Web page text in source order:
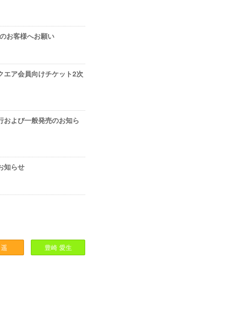
お客様へお願い
ア会員向けチケット2次
よび一般発売のお知ら
知らせ
遥 豊崎愛生